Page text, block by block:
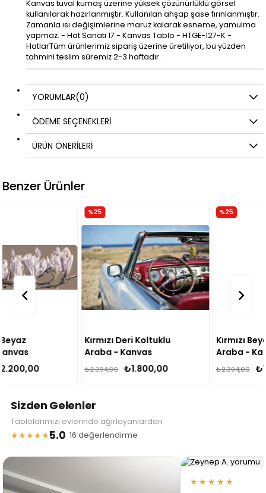
Kanvas tuval kumaş üzerine yüksek çözünürlüklü görsel
kullanılarak hazırlanmıştır. Kullanılan ahşap şase fırınlanmıştır.
Zamanla ısı değişimlerine maruz kalarak esneme, yamulma
yapmaz. - Hat Sanatı 17 - Kanvas Tablo - HTGE-127-K -
HatlarTüm ürünlerimiz sipariş üzerine üretiliyor, bu yüzden
tahmini teslim süremiz 2-3 haftadır.
YORUMLAR(0)
ÖDEME SEÇENEKLERI
ÜRÜN ÖNERILERI
Benzer Ürünler
Kırmızı Deri Koltuklu
Araba - Kanvas
Tablo
₺1.800,00
₺2.394,00
Kırmızı Beyaz Klasik
Araba - Kanvas
Tablo
₺1.800,00
₺2.394,00
Sizden Gelenler
Tablolarımızı evlerinde ağırlayanlardan
★★★★★5.0· 16 değerlendirme
★★★★★